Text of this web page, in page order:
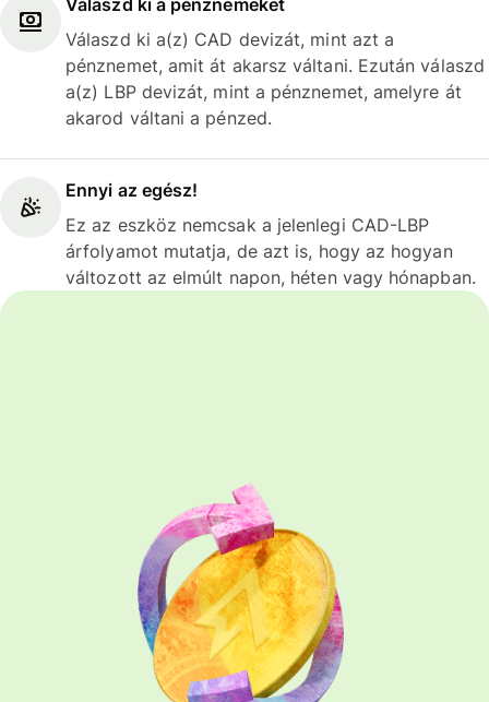
Válaszd ki a pénznemeket
Válaszd ki a(z) CAD devizát, mint azt a
pénznemet, amit át akarsz váltani. Ezután válaszd
a(z) LBP devizát, mint a pénznemet, amelyre át
akarod váltani a pénzed.
Ennyi az egész!
Ez az eszköz nemcsak a jelenlegi CAD-LBP
árfolyamot mutatja, de azt is, hogy az hogyan
változott az elmúlt napon, héten vagy hónapban.